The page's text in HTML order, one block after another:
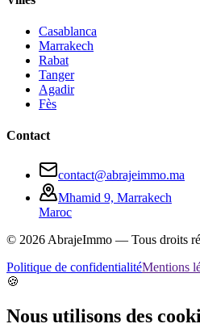
Casablanca
Marrakech
Rabat
Tanger
Agadir
Fès
Contact
contact@abrajeimmo.ma
Mhamid 9, Marrakech
Maroc
© 2026AbrajeImmo — Tous droits
Politique de confidentialitéMentions
🍪
Nous utilisons des